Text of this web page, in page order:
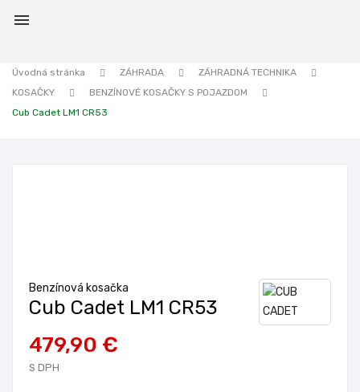

Úvodná stránka ZÁHRADA
ZÁHRADNÁ TECHNIKA
KOSAČKY
BENZÍNOVÉ KOSAČKY S POJAZDOM
Cub Cadet LM1 CR53
Benzínová kosačka
Cub Cadet LM1 CR53
479,90 €
S DPH